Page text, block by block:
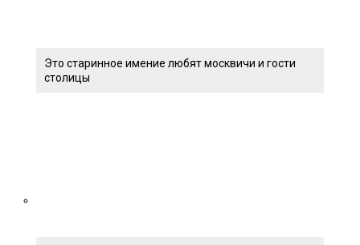
Это старинное имение любят москвичи и гости
столицы